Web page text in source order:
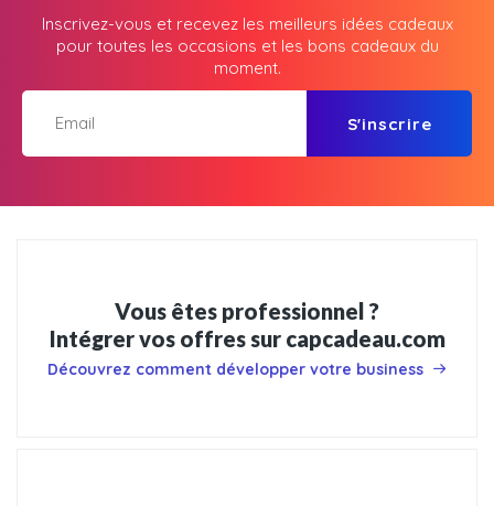
Inscrivez-vous et recevez les meilleurs idées cadeaux
pour toutes les occasions et les bons cadeaux du
moment.
S'inscrire
Vous êtes professionnel ?
Intégrer vos offres sur capcadeau.com
Découvrez comment développer votre business